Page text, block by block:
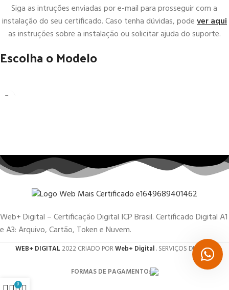
Siga as intruções enviadas por e-mail para prosseguir com a
instalação do seu certificado. Caso tenha dúvidas, podever aqui
as instruções sobre a instalação ou solicitar ajuda do suporte.
Escolha o Modelo
Web+ Digital – Certificação Digital ICP Brasil. Certificado Digital A1
e A3: Arquivo, Cartão, Token e Nuvem.
WEB+ DIGITAL 2022 CRIADO PORWeb+ Digital. SERVIÇOS DIGITAIS.
FORMAS DE PAGAMENTO:
0